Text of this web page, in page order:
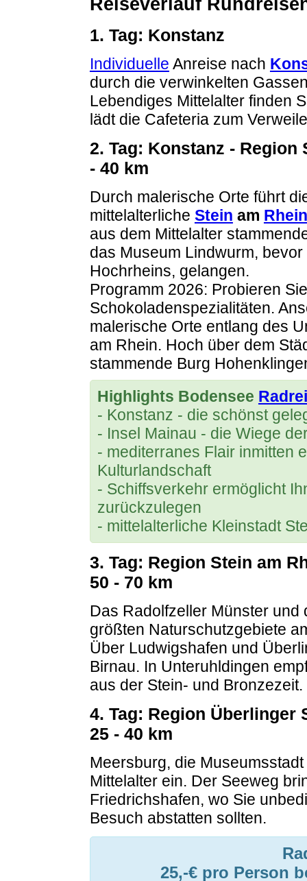
1. Tag: Konstanz
Individuelle Anreise nach
durch die verwinkelten
Lebendiges Mittelalter finden
lädt die Cafeteria zum
2. Tag: Konstanz - Region
- 40 km
Durch malerische Orte führt
mittelalterliche Stein am Rhein
aus dem Mittelalter
das Museum Lindwurm,
Hochrheins, gelangen.
Programm 2026: Probieren
Schokoladenspezialitäten.
malerische Orte entlang des
am Rhein. Hoch über dem
stammende Burg
Highlights Bodensee
- Konstanz - die schönst
- Insel Mainau - die Wiege
- mediterranes Flair inmitten
Kulturlandschaft
- Schiffsverkehr ermöglicht
zurückzulegen
- mittelalterliche Kleinstadt
3. Tag: Region Stein am
50 - 70 km
Das Radolfzeller Münster
größten Naturschutzgebiete
Über Ludwigshafen und
Birnau. In Unteruhldingen
aus der Stein- und Bronzezeit.
4. Tag: Region Überlinger
25 - 40 km
Meersburg, die
Mittelalter ein. Der Seeweg
Friedrichshafen, wo Sie
Besuch abstatten sollten.
25,-€ pro Person